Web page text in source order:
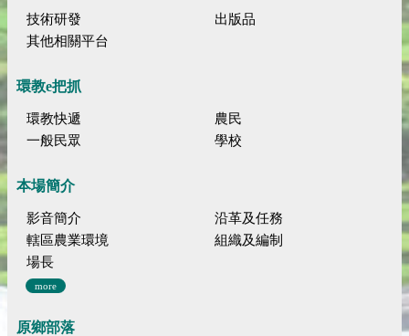
技術研發
出版品
其他相關平台
環教e把抓
環教快遞
農民
一般民眾
學校
本場簡介
影音簡介
沿革及任務
轄區農業環境
組織及編制
場長
more
原鄉部落